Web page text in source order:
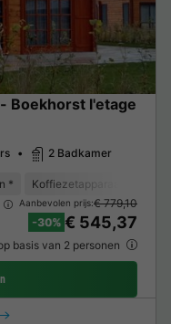
Boekhorst l'etage
2 Badkamer
* Koffiezetapparaat
Aanbevolen prijs:€ 779,10
-30% € 545,37
basis van 2 personen